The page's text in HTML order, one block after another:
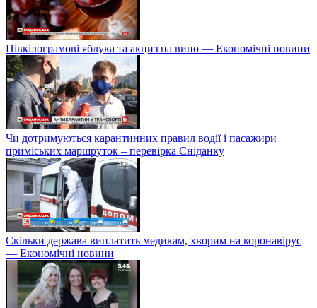
Півкілограмові яблука та акциз на вино — Економічні новини
Чи дотримуються карантинних правил водії і пасажири
приміських маршруток – перевірка Сніданку
Скільки держава виплатить медикам, хворим на коронавірус
— Економічні новини